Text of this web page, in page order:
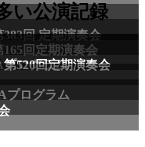
い公演記録
回 定期演奏会
回定期演奏会
プログラム
520回定期演奏会
プログラム